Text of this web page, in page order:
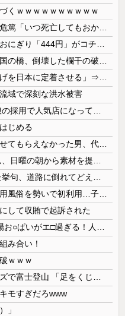
くｗｗｗｗｗｗｗｗｗｗ
域で深刻な洪水被害
じめる
して収賄で起訴された
み合い！
ｗｗｗ
モすぎだろwww
」